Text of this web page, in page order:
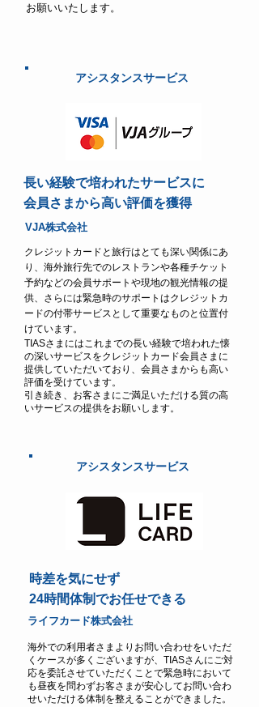
お願いいたします。
アシスタンスサービス
​長い経験で培われたサービスに
会員さまから高い評価を獲得
VJA株式会社
クレジットカードと旅行はとても深い関係にあ
り、海外旅行先でのレストランや各種チケット
予約などの会員サポートや現地の観光情報の提
供、さらには緊急時のサポートはクレジットカ
ードの付帯サービスとして重要なものと位置付
けています。
TIASさまにはこれまでの長い経験で培われた懐
の深いサービスをクレジットカード会員さまに
提供していただいており、会員さまからも高い
評価を受けています。
引き続き、お客さまにご満足いただける質の高
いサービスの提供をお願いします。
アシスタンスサービス
時差を気にせず
24時間体制でお任せできる​
ライフカード株式会社
海外での利用者さまよりお問い合わせをいただ
くケースが多くございますが、TIASさんにご対
応を委託させていただくことで緊急時において
も昼夜を問わずお客さまが安心してお問い合わ
せいただける体制を整えることができました。